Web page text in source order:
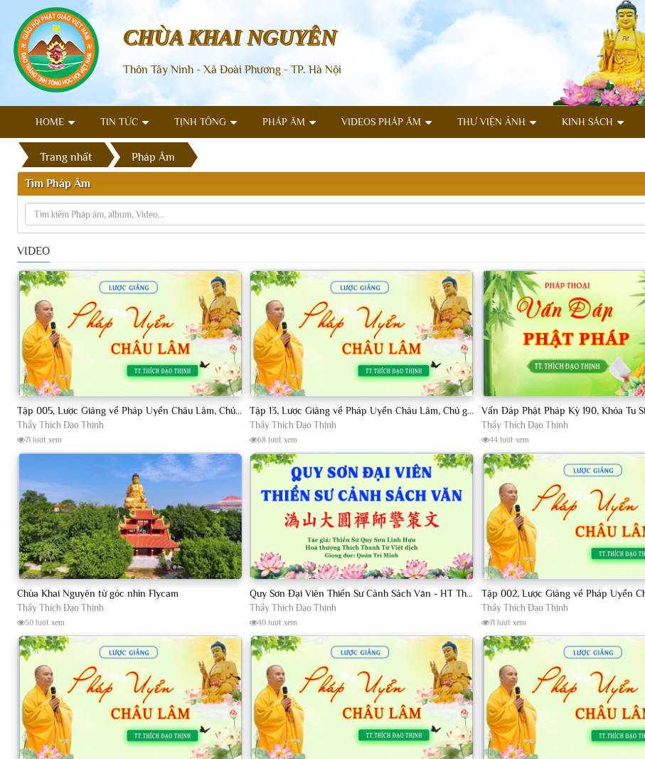
CHÙA KHAI NGUYÊN
Thôn Tây Ninh - Xã Đoài Phương - TP. Hà Nội
HOME TIN TỨC TỊNH TÔNG PHÁP ÂM VIDEOS PHÁP ÂM THƯ VIỆN ẢNH KINH SÁCH
Trang nhất Pháp Âm
Tìm Pháp Âm
VIDEO
Tập 005, Lược Giảng về Pháp Uyển Châu Lâm, Chủ giảng TT Thích Đạo Thịnh
Thầy Thích Đạo Thịnh
71 lượt xem
Tập 13, Lược Giảng về Pháp Uyển Châu Lâm, Chủ giảng TT Thích Đạo Thịnh
Thầy Thích Đạo Thịnh
68 lượt xem
Thầy Thích Đạo Thịnh
44 lượt xem
Chùa Khai Nguyên từ góc nhìn Flycam
Thầy Thích Đạo Thịnh
50 lượt xem
Quy Sơn Đại Viên Thiền Sư Cảnh Sách Văn - HT Thích Thanh Từ Việt dịch
Thầy Thích Đạo Thịnh
40 lượt xem
Thầy Thích Đạo Thịnh
71 lượt xem